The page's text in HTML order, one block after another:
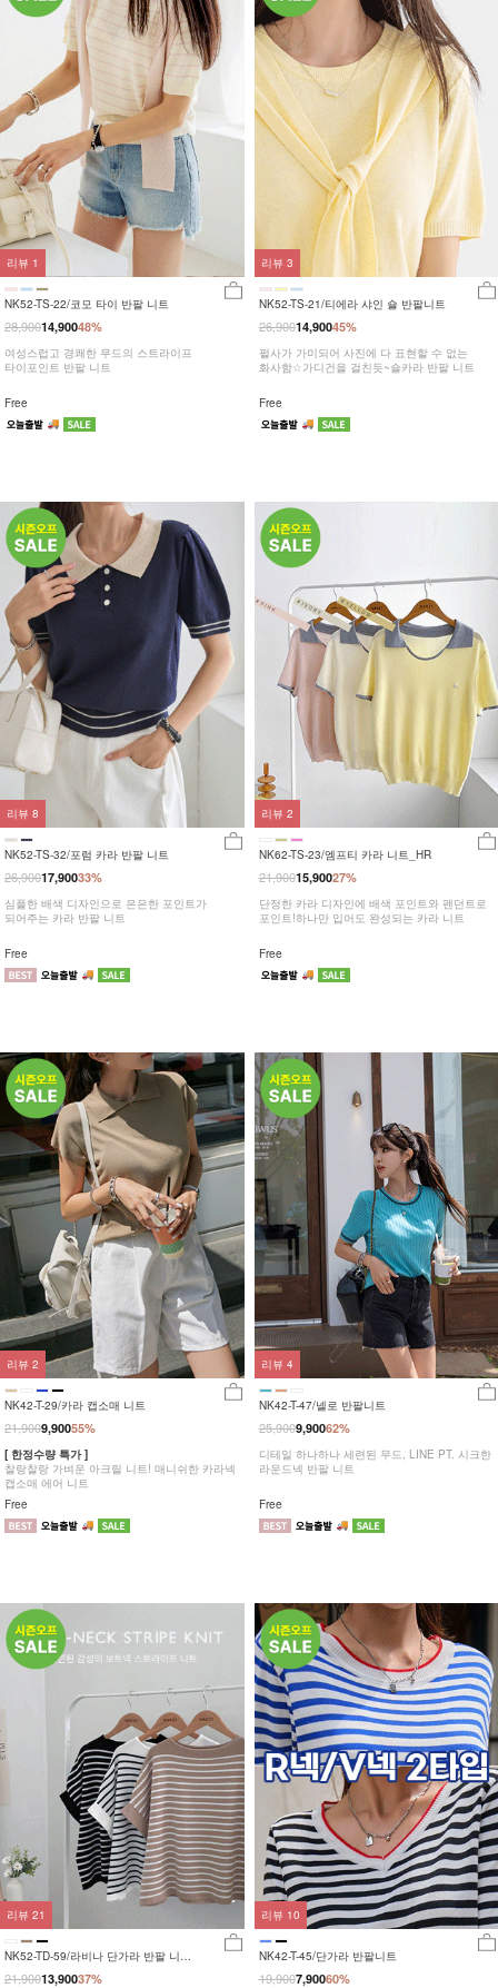
NK52-TS-22/코모 타이 반팔 니트
48%
28,90014,900
여성스럽고 경쾌한 무드의 스트라이프
타이포인트 반팔 니트
Free
리뷰 1
NK52-TS-21/티에라 샤인 숄 반팔니트
45%
26,90014,900
펄사가 가미되어 사진에 다 표현할 수 없는
화사함☆가디건을 걸친듯~숄카라 반팔 니트
Free
리뷰 3
NK52-TS-32/포럼 카라 반팔 니트
33%
26,90017,900
심플한 배색 디자인으로 은은한 포인트가
되어주는 카라 반팔 니트
Free
리뷰 8
NK62-TS-23/엠프티 카라 니트_HR
27%
21,90015,900
단정한 카라 디자인에 배색 포인트와 펜던트로
포인트!하나만 입어도 완성되는 카라 니트
Free
리뷰 2
NK42-T-29/카라 캡소매 니트
55%
21,9009,900
[ 한정수량 특가 ]
찰랑찰랑 가벼운 아크릴 니트! 매니쉬한 카라넥
캡소매 에어 니트
Free
리뷰 2
NK42-T-47/넬로 반팔니트
62%
25,9009,900
디테일 하나하나 세련된 무드, LINE PT. 시크한
라운드넥 반팔 니트
Free
리뷰 4
NK52-TD-59/라비나 단가라 반팔 니트
티
37%
21,90013,900
리뷰 21
NK42-T-45/단가라 반팔니트
60%
19,9007,900
리뷰 10